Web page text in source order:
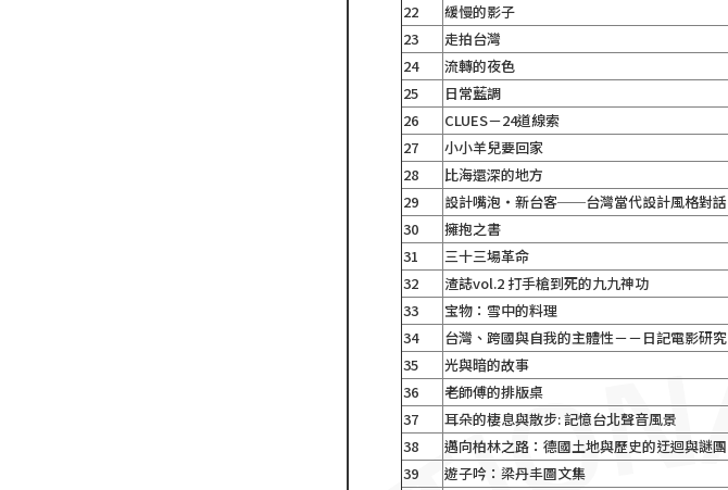
22
緩慢的影子
23
走拍台灣
24
流轉的夜色
25
日常藍調
26
CLUES－24道線索
27
小小羊兒要回家
28
比海還深的地方
29
設計嘴泡・新台客──台灣當代設計風格對話
30
擁抱之書
31
三十三場革命
32
渣誌vol.2 打手槍到死的九九神功
33
宝物：雪中的料理
34
台灣、跨國與自我的主體性－－日記電影研究
35
光與暗的故事
36
老師傅的排版桌
37
耳朵的棲息與散步: 記憶台北聲音風景
38
邁向柏林之路：德國土地與歷史的迂迴與謎團
39
遊子吟：梁丹丰圖文集